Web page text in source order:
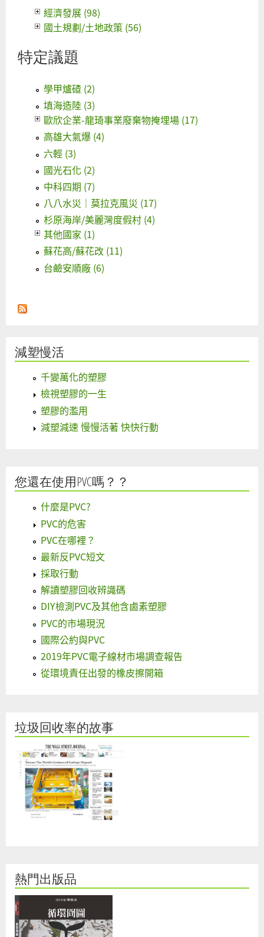
經濟發展 (98)
國土規劃/土地政策 (56)
特定議題
學甲爐碴 (2)
填海造陸 (3)
歐欣企業-龍琦事業廢棄物掩埋場 (17)
高雄大氣爆 (4)
六輕 (3)
國光石化 (2)
中科四期 (7)
八八水災｜莫拉克風災 (17)
杉原海岸/美麗灣度假村 (4)
其他國家 (1)
蘇花高/蘇花改 (11)
台鹼安順廠 (6)
減塑慢活
千變萬化的塑膠
檢視塑膠的一生
塑膠的濫用
減塑減速 慢慢活著 快快行動
您還在使用PVC嗎？？
什麼是PVC?
PVC的危害
PVC在哪裡？
最新反PVC短文
採取行動
解讀塑膠回收辨識碼
DIY檢測PVC及其他含鹵素塑膠
PVC的市場現況
國際公約與PVC
2019年PVC電子線材市場調查報告
從環境責任出發的橡皮擦開箱
垃圾回收率的故事
熱門出版品